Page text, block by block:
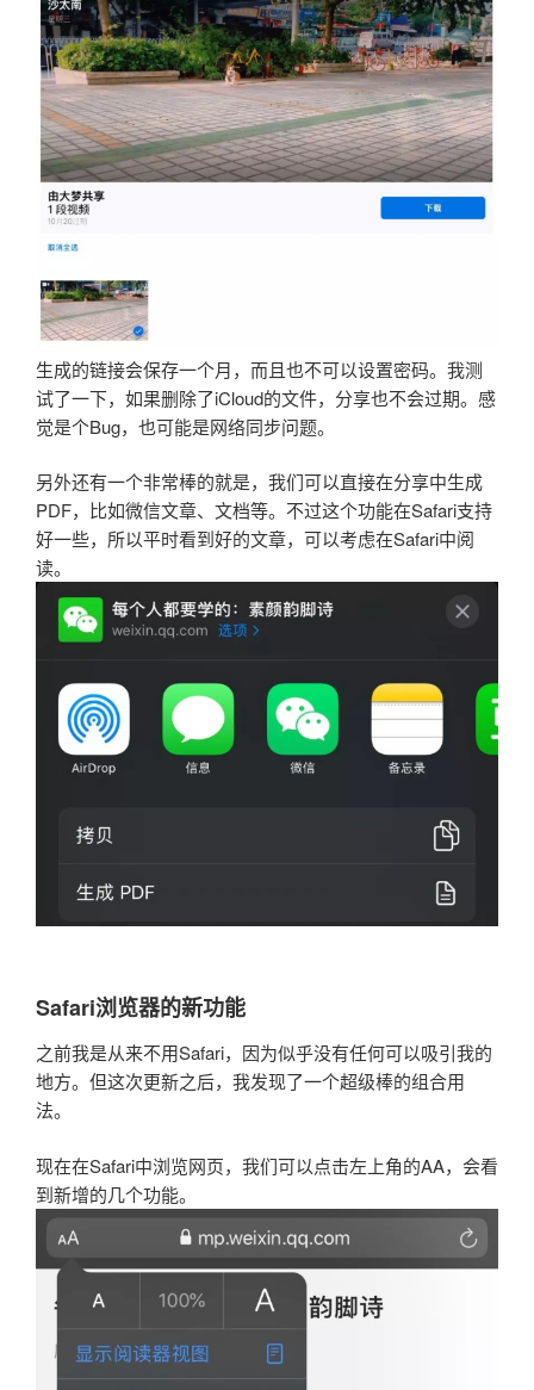
生成的链接会保存一个月，而且也不可以设置密码。我测
试了一下，如果删除了iCloud的文件，分享也不会过期。感
觉是个Bug，也可能是网络同步问题。
另外还有一个非常棒的就是，我们可以直接在分享中生成
PDF，比如微信文章、文档等。不过这个功能在Safari支持
好一些，所以平时看到好的文章，可以考虑在Safari中阅
读。
Safari浏览器的新功能
之前我是从来不用Safari，因为似乎没有任何可以吸引我的
地方。但这次更新之后，我发现了一个超级棒的组合用
法。
现在在Safari中浏览网页，我们可以点击左上角的AA，会看
到新增的几个功能。